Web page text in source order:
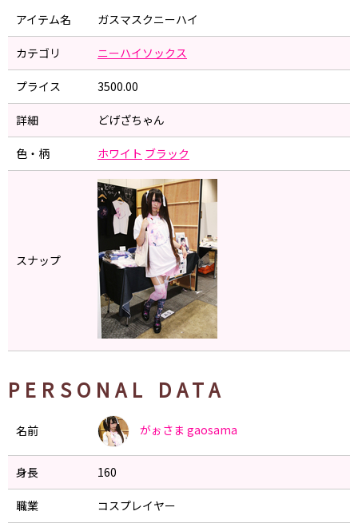
アイテム名 ガスマスクニーハイ
カテゴリ ニーハイソックス
プライス 3500.00
詳細 どげざちゃん
色・柄 ホワイト ブラック
スナップ
PERSONAL DATA
名前 がぉさま gaosama
身長 160
職業 コスプレイヤー